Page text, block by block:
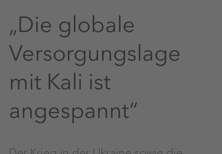
„Die globale
Versorgungslage
mit Kali ist
angespannt“